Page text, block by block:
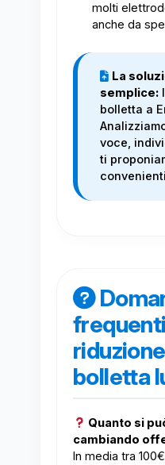
molti
anche da
La
semplice:
bolletta a
voce,
ti
bolletta
Quanto si
cambiando
In media tra